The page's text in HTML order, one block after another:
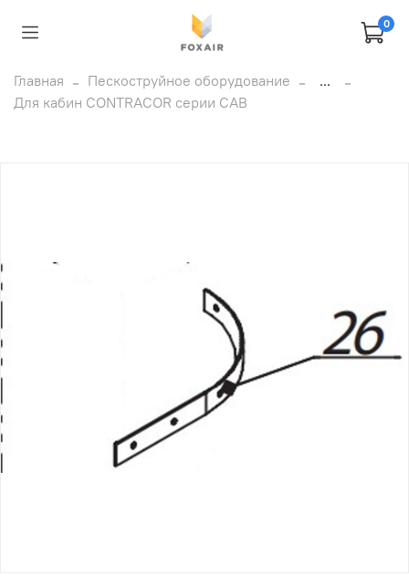
0
Главная Пескоструйное оборудование
...
Для кабин CONTRACOR серии CAB